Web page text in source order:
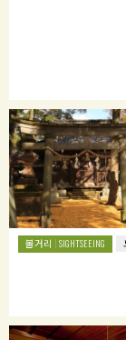
볼거리 SIGHTSEEING